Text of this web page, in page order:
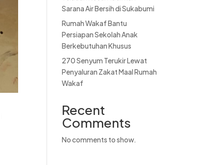
Sarana Air Bersih di Sukabumi
Rumah Wakaf Bantu
Persiapan Sekolah Anak
Berkebutuhan Khusus
270 Senyum Terukir Lewat
Penyaluran Zakat Maal Rumah
Wakaf
Recent
Comments
No comments to show.